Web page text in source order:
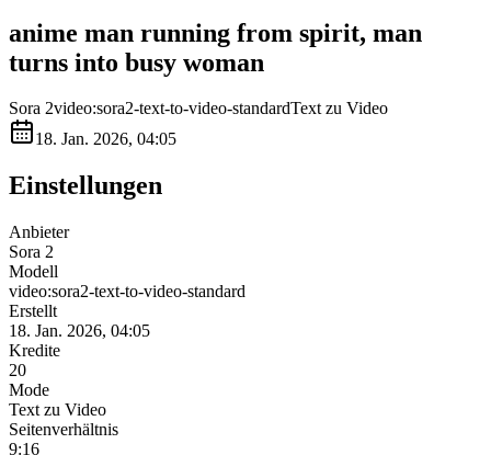
anime man running from spirit, man
turns into busy woman
Sora 2video:sora2-text-to-video-standardText zu Video
18. Jan. 2026, 04:05
Einstellungen
Anbieter
Sora 2
Modell
video:sora2-text-to-video-standard
Erstellt
18. Jan. 2026, 04:05
Kredite
20
Mode
Text zu Video
Seitenverhältnis
9:16